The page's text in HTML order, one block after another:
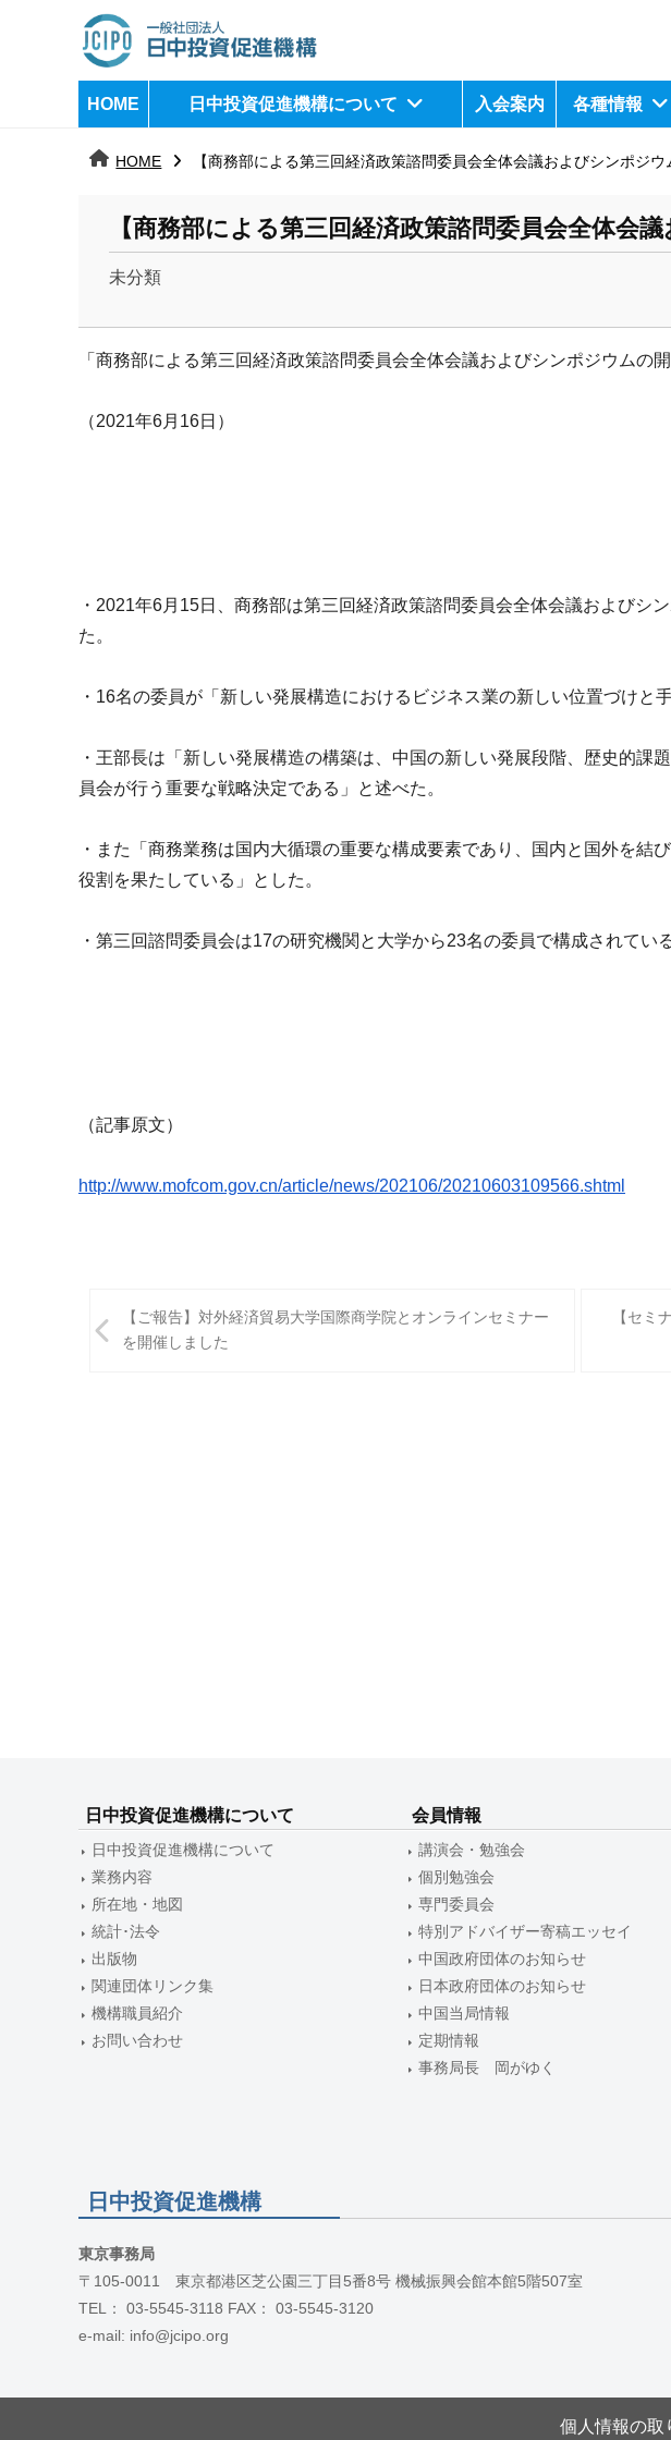
日
中
進
機
構
j
HOME 日中投資促進機構について 入会案内 各種情報
HOME 【商務部による第三回経済政策諮問委員会全体会議およびシンポジウ
【商務部による第三回経済政策諮問委員会全体会
未分類
k
n
「商務部による第三回経済政策諮問委員会全体会議およびシンポジウ ムの開
（2021年6月16日）
・2021年6月15日、 商務部は第三回経済政策諮問委員会全体会議およびシ
た。
・16名の委員が「 新しい発展構造におけるビジネス業の新しい位置づけと手
・王部長は「新しい発展構造の構築は、中国の新しい発展段階、 歴史的課題
員会が行う重要な戦略決定である」と述べた。
・また「商務業務は国内大循環の重要な構成要素であり、 国内と国外を結
役割を果たしている」とした。
・ 第三回諮問委員会は17の研究機関と大学から23名の委員で構成されてい
（記事原文）
http://www.mofcom.gov.cn/article/news/202106/20210603109566.shtml
稿
【ご報告】対外経済貿易大学国際商学院とオンラインセミナー
を開催しました
【セミ
日中投資促進機構について
日中投資促進機構について
業務内容
所在地・地図
統計･法令
出版物
関連団体リンク集
機構職員紹介
お問い合わせ
会員情報
講演会・勉強会
個別勉強会
専門委員会
特別アドバイザー寄稿エッセイ
中国政府団体のお知らせ
日本政府団体のお知らせ
中国当局情報
定期情報
事務局長 岡がゆく
日中投資促進機構
東京事務局
〒105-0011 東京都港区芝公園三丁目5番8号 機械振興会館本館5階507室
TEL： 03-5545-3118 FAX： 03-5545-3120
e-mail: info@jcipo.org
個人情報の取